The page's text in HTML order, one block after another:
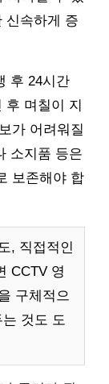
신속하게 증
후 24시간
후 며칠이 지
가 어려워질
소지품 등은
보존해야 합
, 직접적인
CCTV 영
구체적으
것도 도